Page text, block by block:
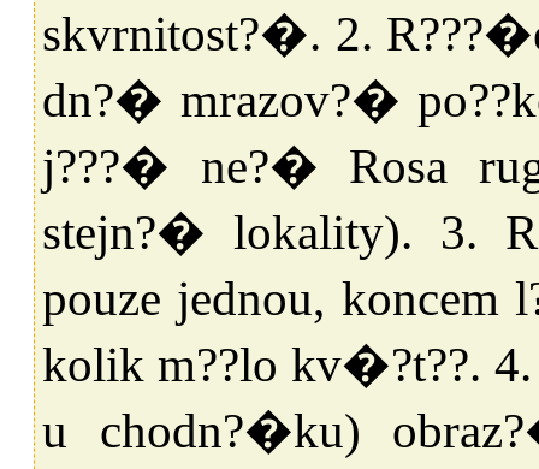
skvrnitost?�. 2.
dn?� mrazov?�
j???� ne?� Rosa
stejn?� lokality). 3.
pouze jednou,
kolik m??lo kv�?t??. 4.
u chodn?�ku)